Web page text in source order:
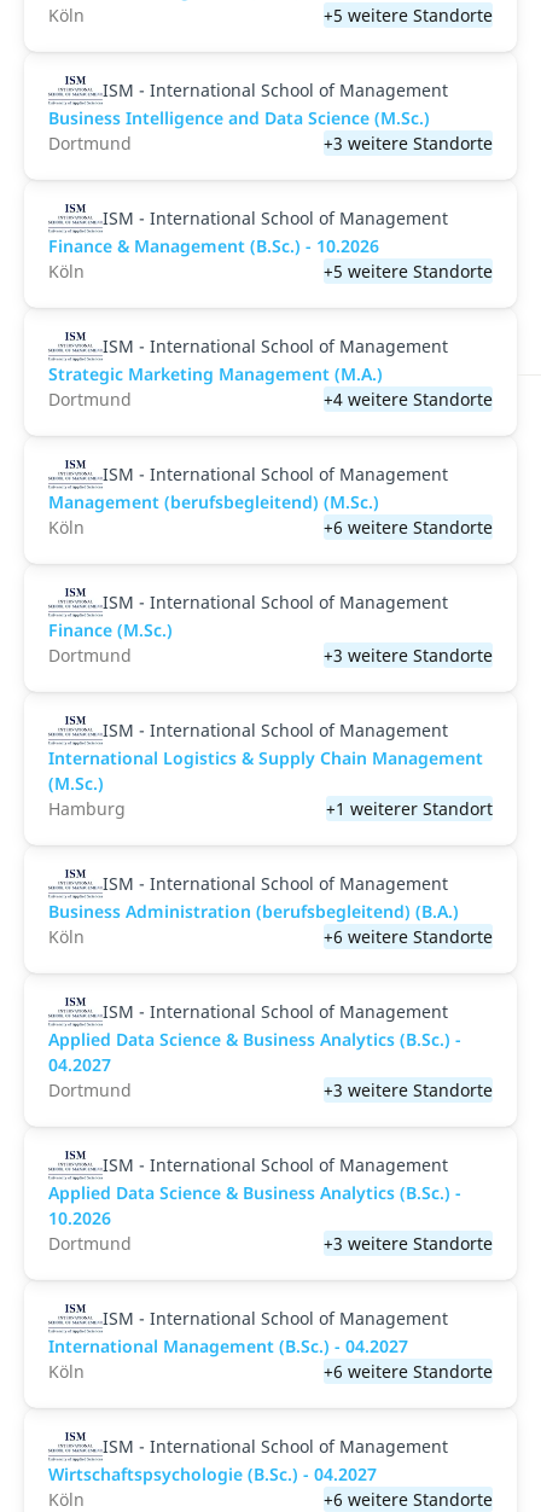
Köln
+5 weitere Standorte
ISM - International School of Management
Business Intelligence and Data Science (M.Sc.)
Dortmund
+3 weitere Standorte
ISM - International School of Management
Finance & Management (B.Sc.) - 10.2026
Köln
+5 weitere Standorte
ISM - International School of Management
Strategic Marketing Management (M.A.)
Dortmund
+4 weitere Standorte
ISM - International School of Management
Management (berufsbegleitend) (M.Sc.)
Köln
+6 weitere Standorte
ISM - International School of Management
Finance (M.Sc.)
Dortmund
+3 weitere Standorte
ISM - International School of Management
International Logistics & Supply Chain Management
(M.Sc.)
Hamburg
+1 weiterer Standort
ISM - International School of Management
Business Administration (berufsbegleitend) (B.A.)
Köln
+6 weitere Standorte
ISM - International School of Management
Applied Data Science & Business Analytics (B.Sc.) -
04.2027
Dortmund
+3 weitere Standorte
ISM - International School of Management
Applied Data Science & Business Analytics (B.Sc.) -
10.2026
Dortmund
+3 weitere Standorte
ISM - International School of Management
International Management (B.Sc.) - 04.2027
Köln
+6 weitere Standorte
ISM - International School of Management
Wirtschaftspsychologie (B.Sc.) - 04.2027
Köln
+6 weitere Standorte